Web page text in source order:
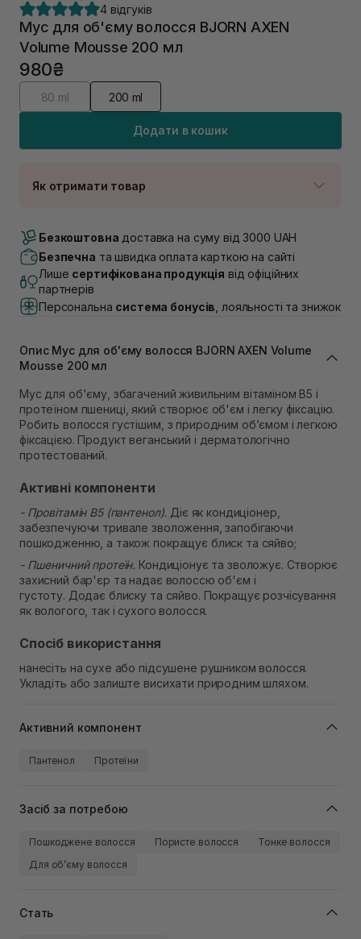
4 відгуків
Мус для об'єму волосся BJORN AXEN
Volume Mousse 200 мл
980₴
80 ml 200 ml
Додати в кошик
Як отримати товар
В наявності
Самовивіз м. Луцьк, вул. Винниченка 4
В наявності
Самовивіз м. Львів, вул. Академіка Підстригача, 1В
(Duck’s Lake)
В наявності
В наявності
Самовивіз м. Львів, вул. Степана Бандери 45
Самовивіз м. Рівне, вул. 16-го Липня, 15
В наявності
Самовивіз м. Рівне, вул. Кулика і Гудачека 23 (ТЦ
Екватор)
В наявності
Безкоштовна доставка на суму від 3000 UAH
Безпечна та швидка оплата карткою на сайті
Лише сертифікована продукція від офіційних
партнерів
Персональна система бонусів , лояльності та знижок
Опис Мус для об'єму волосся BJORN AXEN Volume
Mousse 200 мл
Мус для об'єму, збагачений живильним вітаміном В5 і
протеїном пшениці, який створює об'єм і легку фіксацію.
Робить волосся густішим, з природним об’ємом і легкою
фіксацією. Продукт веганський і дерматологічно
протестований.
Активні компоненти
- Провітамін В5 (пантенол). Діє як кондиціонер,
забезпечуючи тривале зволоження, запобігаючи
пошкодженню, а також покращує блиск та сяйво;
- Пшеничний протеїн. Кондиціонує та зволожує. Створює
захисний бар'єр та надає волоссю об'єм і
густоту. Додає блиску та сяйво. Покращує розчісування
як вологого, так і сухого волосся.
Спосіб використання
нанесіть на сухе або підсушене рушником волосся.
Укладіть або залиште висихати природним шляхом.
Активний компонент
Пантенол Протеїни
Засіб за потребою
Пошкоджене волосся Пористе волосся
Тонке волосся
Для обʼєму волосся
Стать